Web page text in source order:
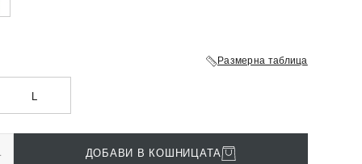
Размерна таблица
L
ДОБАВИ В КОШНИЦАТА